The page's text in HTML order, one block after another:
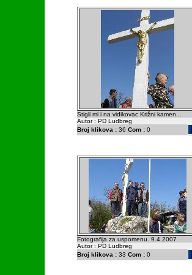
Stigli mi i na vidikovac Križni kamen...
Autor : PD Ludbreg
Broj klikova :36 Com :0
Fotografija za uspomenu. 9.4.2007
Autor : PD Ludbreg
Broj klikova :33 Com :0